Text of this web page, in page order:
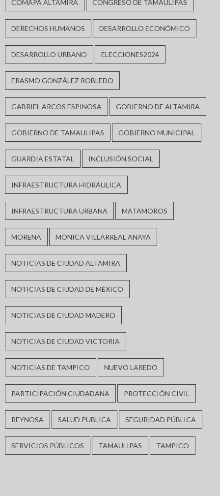
COMAPA ALTAMIRA CONGRESO DE TAMAULIPAS
DERECHOS HUMANOS DESARROLLO ECONÓMICO
DESARROLLO URBANO ELECCIONES2024
ERASMO GONZÁLEZ ROBLEDO
GABRIEL ARCOS ESPINOSA GOBIERNO DE ALTAMIRA
GOBIERNO DE TAMAULIPAS GOBIERNO MUNICIPAL
GUARDIA ESTATAL INCLUSIÓN SOCIAL
INFRAESTRUCTURA HIDRÁULICA
INFRAESTRUCTURA URBANA MATAMOROS
MORENA MÓNICA VILLARREAL ANAYA
NOTICIAS DE CIUDAD ALTAMIRA
NOTICIAS DE CIUDAD DE MÉXICO
NOTICIAS DE CIUDAD MADERO
NOTICIAS DE CIUDAD VICTORIA
NOTICIAS DE TAMPICO NUEVO LAREDO
PARTICIPACIÓN CIUDADANA PROTECCIÓN CIVIL
REYNOSA SALUD PUBLICA SEGURIDAD PÚBLICA
SERVICIOS PÚBLICOS TAMAULIPAS TAMPICO